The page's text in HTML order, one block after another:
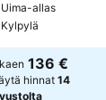
Uima-allas
Kylpylä
136 €
hinnat14